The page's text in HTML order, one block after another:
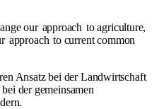
our approach to agriculture,
approach to current common
Ansatz bei der Landwirtschaft
der gemeinsamen